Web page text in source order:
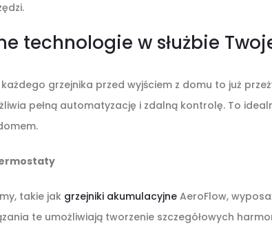
technologie w służbie
grzejnika przed wyjściem z domu to już
pełną automatyzację i zdalną kontrolę. To
takie jak grzejniki akumulacyjne AeroFlow,
te umożliwiają tworzenie szczegółowych